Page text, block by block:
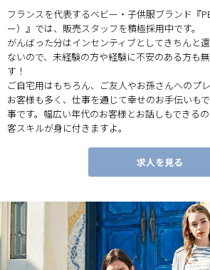
フランスを代表するベビー・子供服ブランド『
ー）』では、販売スタッフを積極採用中です。
がんばった分はインセンティブとしてきちんと
ないので、未経験の方や経験に不安のある方も
す！
ご自宅用はもちろん、ご友人やお孫さんへのプ
お客様も多く、仕事を通じて幸せのお手伝いも
事です。幅広い年代のお客様とお話しもできる
客スキルが身に付きますよ。
求人を見る